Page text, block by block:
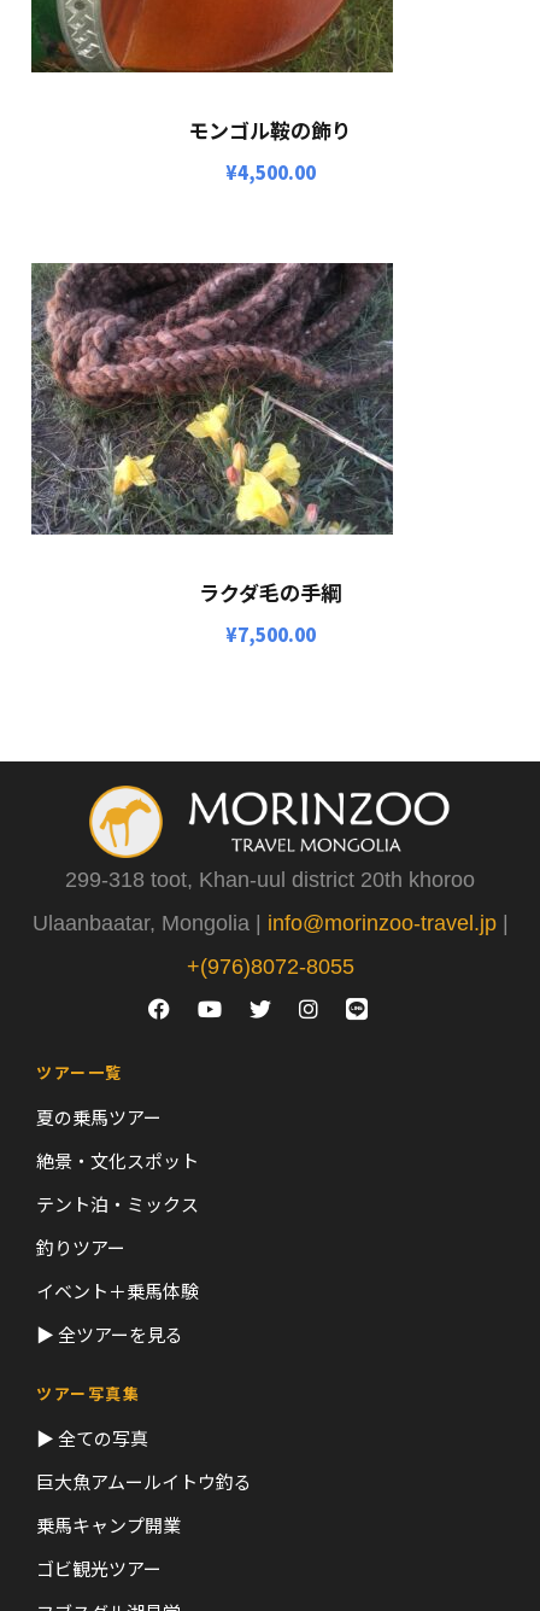
モンゴル鞍の飾り
¥4,500.00
ラクダ毛の手綱
¥7,500.00
299-318 toot, Khan-uul district 20th khoroo
Ulaanbaatar, Mongolia | info@morinzoo-travel.jp|
+(976)8072-8055
ツアー一覧
夏の乗馬ツアー
絶景・文化スポット
テント泊・ミックス
釣りツアー
イベント＋乗馬体験
▶ 全ツアーを見る
ツアー写真集
▶ 全ての写真
巨大魚アムールイトウ釣る
乗馬キャンプ開業
ゴビ観光ツアー